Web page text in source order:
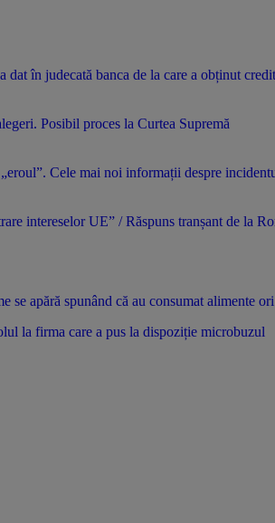
dat în judecată banca de la care a obținut
Posibil proces la Curtea Supremă
Cele mai noi informații despre
intereselor UE” / Răspuns tranșant de la
apără spunând că au consumat alimente
la firma care a pus la dispoziție microbuzul